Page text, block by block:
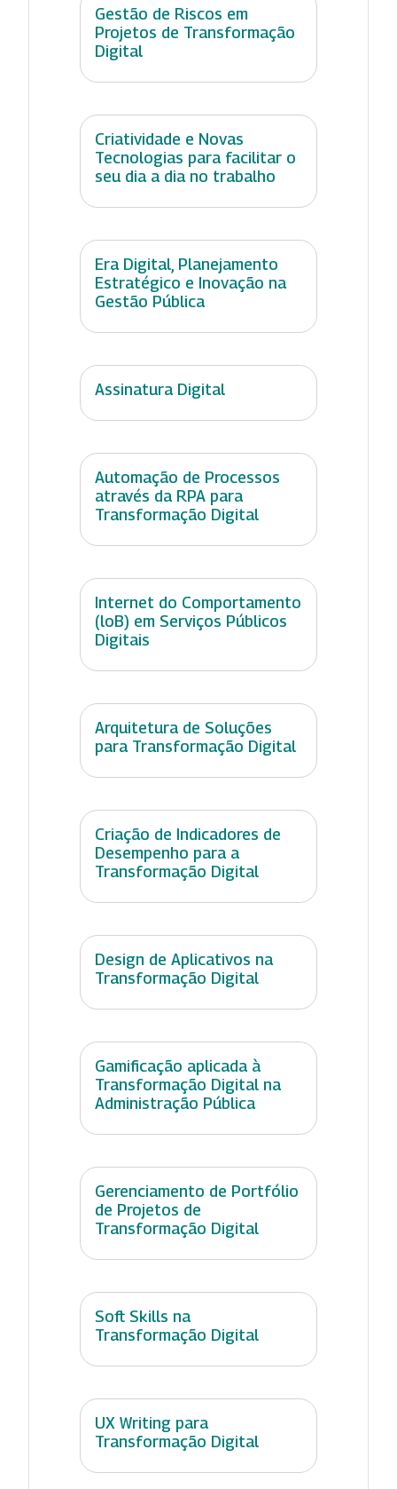
Gestão de Riscos em
Projetos de Transformação
Digital
Criatividade e Novas
Tecnologias para facilitar o
seu dia a dia no trabalho
Era Digital, Planejamento
Estratégico e Inovação na
Gestão Pública
Assinatura Digital
Automação de Processos
através da RPA para
Transformação Digital
Internet do Comportamento
(loB) em Serviços Públicos
Digitais
Arquitetura de Soluções
para Transformação Digital
Criação de Indicadores de
Desempenho para a
Transformação Digital
Design de Aplicativos na
Transformação Digital
Gamificação aplicada à
Transformação Digital na
Administração Pública
Gerenciamento de Portfólio
de Projetos de
Transformação Digital
Soft Skills na
Transformação Digital
UX Writing para
Transformação Digital